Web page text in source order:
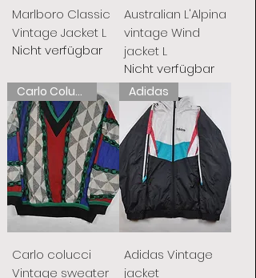
Marlboro Classic
Vintage Jacket L
Nicht verfügbar
Australian L'Alpina
vintage Wind
jacket L
Nicht verfügbar
Carlo Colucci
Carlo colucci
Vintage sweater
Adidas
Adidas Vintage
jacket